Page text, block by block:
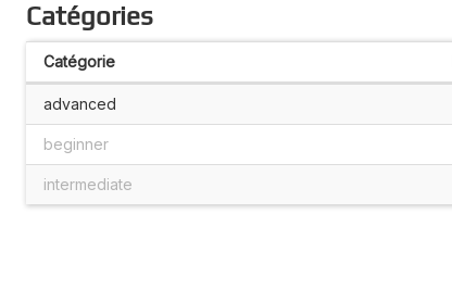
Catégories
Catégorie
advanced
beginner
intermediate